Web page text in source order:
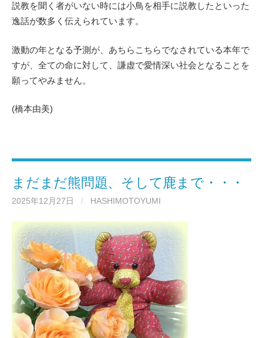
説教を聞く者がいない時には小鳥を相手に説教したといった
逸話が数多く伝えられています。
激動の年となる予測が、あちらこちらでなされている本年で
すが、全ての命に対して、謙虚で愛情深い社会となることを
願ってやみません。
(橋本由美)
まだまだ熊問題、そして鹿まで・・・
2025年12月27日 / HASHIMOTOYUMI